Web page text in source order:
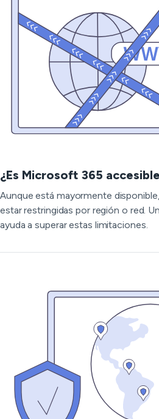
¿Es Microsoft 365
Aunque está mayormente
estar restringidas por región o red.
ayuda a superar estas limitaciones.